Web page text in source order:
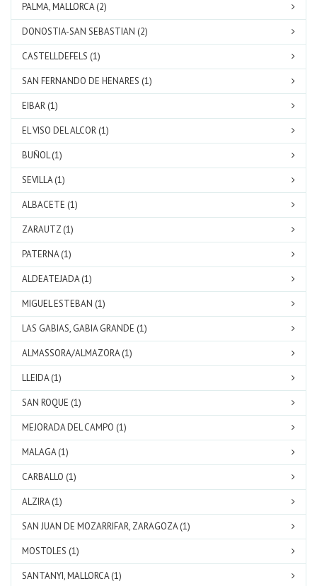
PALMA, MALLORCA (2)
DONOSTIA-SAN SEBASTIAN (2)
CASTELLDEFELS (1)
SAN FERNANDO DE HENARES (1)
EIBAR (1)
EL VISO DEL ALCOR (1)
BUÑOL (1)
SEVILLA (1)
ALBACETE (1)
ZARAUTZ (1)
PATERNA (1)
ALDEATEJADA (1)
MIGUEL ESTEBAN (1)
LAS GABIAS, GABIA GRANDE (1)
ALMASSORA/ALMAZORA (1)
LLEIDA (1)
SAN ROQUE (1)
MEJORADA DEL CAMPO (1)
MALAGA (1)
CARBALLO (1)
ALZIRA (1)
SAN JUAN DE MOZARRIFAR, ZARAGOZA (1)
MOSTOLES (1)
SANTANYI, MALLORCA (1)